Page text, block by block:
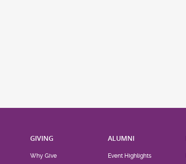
GIVING
Why Give
ALUMNI
Event Highlights